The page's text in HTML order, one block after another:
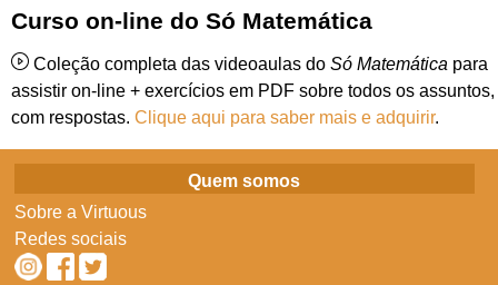
Curso on-line do Só Matemática
Coleção completa das videoaulas do Só Matemática para
assistir on-line + exercícios em PDF sobre todos os assuntos,
com respostas. Clique aqui para saber mais e adquirir.
Quem somos
Sobre a Virtuous
Redes sociais